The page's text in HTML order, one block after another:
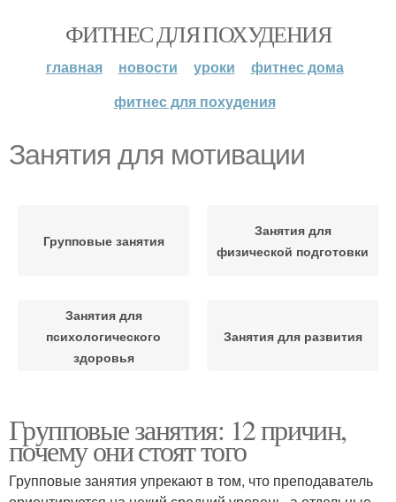
ФИТНЕС ДЛЯ ПОХУДЕНИЯ
главная новости уроки
фитнес дома
фитнес для похудения
Занятия для мотивации
Групповые занятия
Занятия для
физической подготовки
Занятия для
психологического
здоровья
Занятия для развития
Групповые занятия: 12 причин,
почему они стоят того
Групповые занятия упрекают в том, что преподаватель